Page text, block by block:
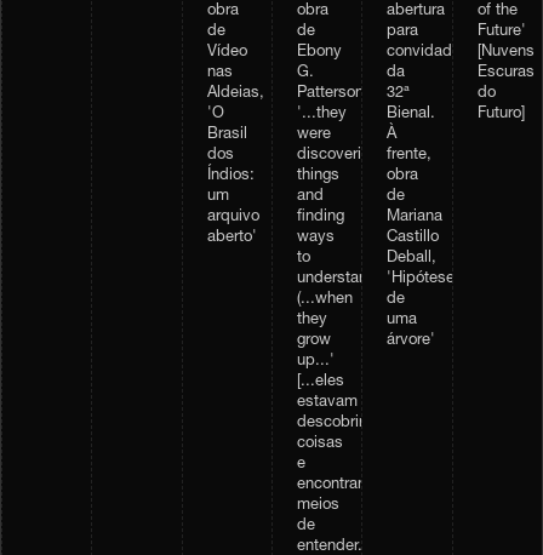
obra
de
Vídeo
nas
Aldeias,
'O
Brasil
dos
Índios:
um
arquivo
aberto'
obra
de
Ebony
G.
Patterson,
'...they
were
discovering
things
and
finding
ways
to
understand...
(...when
they
grow
up...'
[...eles
estavam
descobrindo
coisas
e
encontrando
meios
de
entender...
abertura
para
convidados
da
32ª
Bienal.
À
frente,
obra
de
Mariana
Castillo
Deball,
'Hipótese
de
uma
árvore'
of the
Future'
[Nuvens
Escuras
do
Futuro]